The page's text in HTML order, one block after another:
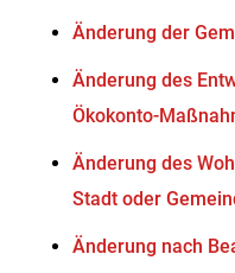
Änderung der
Änderung des
Ökokonto-
Änderung des
Stadt oder
Änderung nach